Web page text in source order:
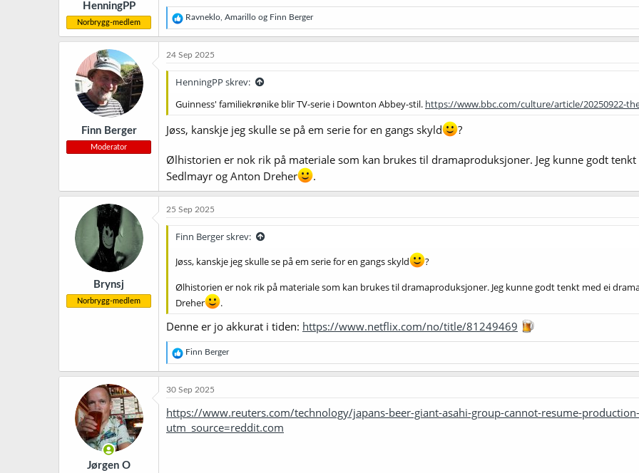
:
HenningPP
Norbrygg-medlem
R
e
a
j
o
e
:
Ravneklo Amarillo og Finn Berger
Finn Berger
Moderator
24 Sep 2025
HenningPP skrev:
Guinness' familiekrønike blir TV-serie i Downton Abbey-stil. https://www.bbc.com/culture/article/20250922-
Jøss, kanskje jeg skulle se på em serie for en gangs skyld ?
Ølhistorien er nok rik på materiale som kan brukes til dramaproduksjoner. Jeg kunne godt
Sedlmayr og Anton Dreher
.
Brynsj
Norbrygg-medlem
25 Sep 2025
Finn Berger skrev:
Jøss, kanskje jeg skulle se på em serie for en gangs skyld
?
Ølhistorien er nok rik på materiale som kan brukes til dramaproduksjoner. Jeg kunne godt tenkt med ei
Dreher
.
Denne er jo akkurat i tiden: https://www.netflix.com/no/title/81249469
R
e
a
o
n
Finn Berger
Jørgen O
30 Sep 2025
https://www.reuters.com/technology/japans-beer-giant-asahi-group-cannot-resume-
utm_source=reddit.com